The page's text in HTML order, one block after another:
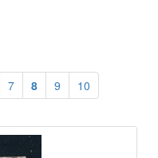
7 8 9 10